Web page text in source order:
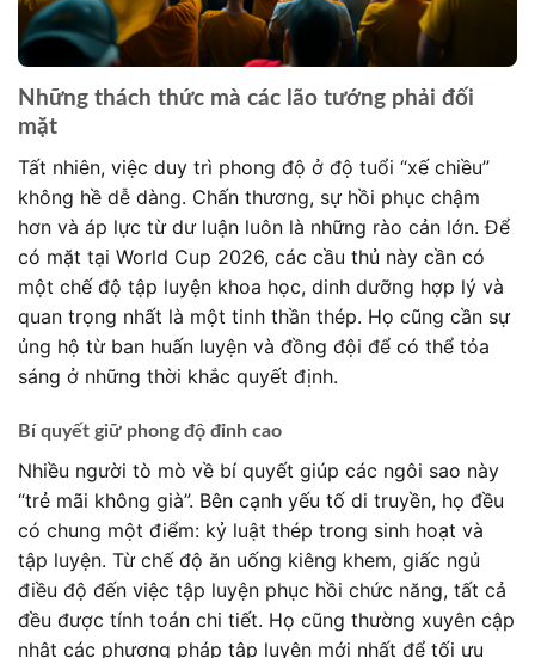
Những thách thức mà các lão tướng phải đối
mặt
Tất nhiên, việc duy trì phong độ ở độ tuổi “xế chiều”
không hề dễ dàng. Chấn thương, sự hồi phục chậm
hơn và áp lực từ dư luận luôn là những rào cản lớn. Để
có mặt tại World Cup 2026, các cầu thủ này cần có
một chế độ tập luyện khoa học, dinh dưỡng hợp lý và
quan trọng nhất là một tinh thần thép. Họ cũng cần sự
ủng hộ từ ban huấn luyện và đồng đội để có thể tỏa
sáng ở những thời khắc quyết định.
Bí quyết giữ phong độ đỉnh cao
Nhiều người tò mò về bí quyết giúp các ngôi sao này
“trẻ mãi không già”. Bên cạnh yếu tố di truyền, họ đều
có chung một điểm: kỷ luật thép trong sinh hoạt và
tập luyện. Từ chế độ ăn uống kiêng khem, giấc ngủ
điều độ đến việc tập luyện phục hồi chức năng, tất cả
đều được tính toán chi tiết. Họ cũng thường xuyên cập
nhật các phương pháp tập luyện mới nhất để tối ưu